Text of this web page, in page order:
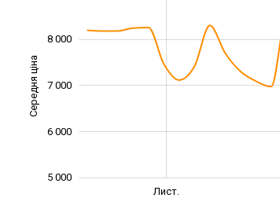
Середня ціна 5 000
5 000
6 000
7 000
8 000
Лист.